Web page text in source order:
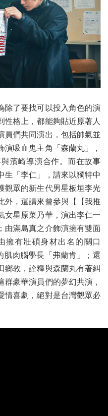
除了要找可以投入角色的演
性格上，都能夠貼近原著人
員們共同演出，包括帥氣並
吸血鬼主角「森蘭丸」，
濱崎導演合作。而在故事
生「李仁」，請來以獨特中
觀眾的新生代男星板垣李光
外，還請來曾參與【【我推
女星原菜乃華，演出李仁一
由滿島真之介飾演擁有雙面
擁有壯碩身材出名的關口
肌肉腦學長「弗蘭肯」；還
鄉敦，詮釋與森蘭丸有著糾
豪華演員們的夢幻共演，
情喜劇，絕對是台灣觀眾必